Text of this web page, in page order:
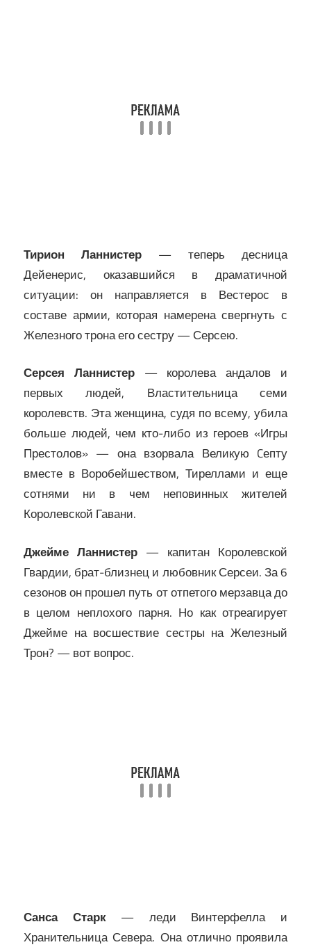
Тирион Ланнистер — теперь десница
Дейенерис, оказавшийся в драматичной
ситуации: он направляется в Вестерос в
составе армии, которая намерена свергнуть с
Железного трона его сестру — Серсею.
Серсея Ланнистер— королева андалов и
первых людей, Властительница семи
королевств. Эта женщина, судя по всему, убила
больше людей, чем кто-либо из героев «Игры
Престолов» — она взорвала Великую Cепту
вместе в Воробейшеством, Тиреллами и еще
сотнями ни в чем неповинных жителей
Королевской Гавани.
Джейме Ланнистер — капитан Королевской
Гвардии, брат-близнец и любовник Серсеи. За 6
сезонов он прошел путь от отпетого мерзавца до
в целом неплохого парня. Но как отреагирует
Джейме на восшествие сестры на Железный
Трон? — вот вопрос.
Санса Старк— леди Винтерфелла и
Хранительница Севера. Она отлично проявила